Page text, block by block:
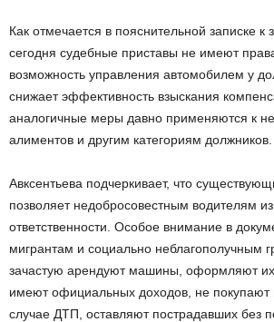
Как отмечается в пояснительной записке к
сегодня судебные приставы не имеют
возможность управления автомобилем у
снижает эффективность взыскания
аналогичные меры давно применяются к
алиментов и другим категориям должников.
Авксентьева подчеркивает, что
позволяет недобросовестным водителям
ответственности. Особое внимание в
мигрантам и социально неблагополучным
зачастую арендуют машины, оформляют их
имеют официальных доходов, не
случае ДТП, оставляют пострадавших без